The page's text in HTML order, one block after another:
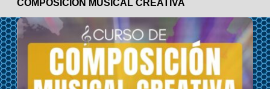
COMPOSICIÓN MUSICAL CREATIVA